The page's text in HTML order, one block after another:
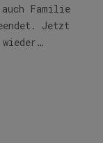
Familie
Jetzt